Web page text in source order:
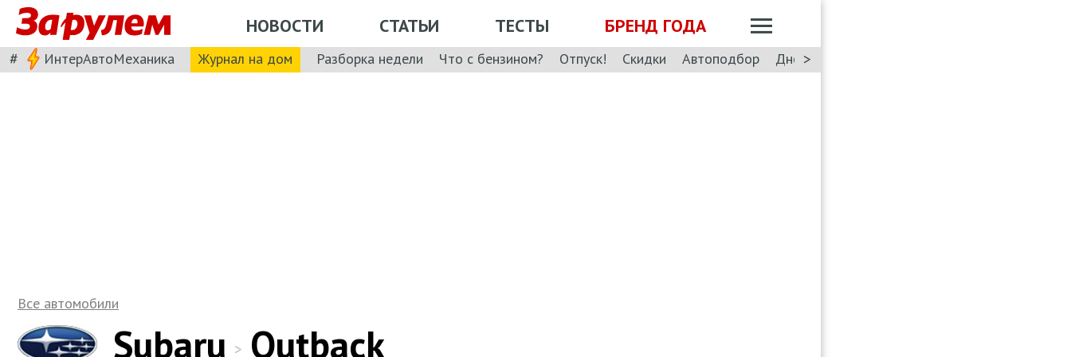
НОВОСТИ СТАТЬИ ТЕСТЫ БРЕНД ГОДА
# ИнтерАвтоМеханика Журнал на дом Разборка недели Что с бензином? Отпуск! Скидки Автоподбор Дневник: Лада Искра
>
Все автомобили
Subaru > Outback